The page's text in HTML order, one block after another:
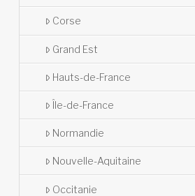
Corse
Grand Est
Hauts-de-France
Île-de-France
Normandie
Nouvelle-Aquitaine
Occitanie